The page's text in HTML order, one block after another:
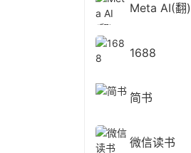
Meta AI(翻)
1688
简书
微信读书